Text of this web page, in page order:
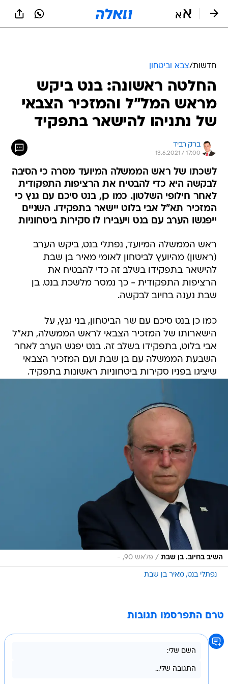
חדשות/צבא וביטחון
החלטה ראשונה: בנט ביקש
מראש המל"ל והמזכיר הצבאי
של נתניהו להישאר בתפקיד
ברק רביד
13.6.2021 / 17:00
לשכתו של ראש הממשלה המיועד מסרה כי הסיבה
לבקשה היא כדי להבטיח את הרציפות התפקודית
לאחר חילופי השלטון. כמו כן, בנט סיכם עם גנץ כי
המזכיר תא"ל אבי בלוט יישאר בתפקידו. השניים
ייפגשו הערב עם בנט ויעבירו לו סקירות ביטחוניות
ראש הממשלה המיועד, נפתלי בנט, ביקש הערב
(ראשון) מהיועץ לביטחון לאומי מאיר בן שבת
להישאר בתפקידו בשלב זה כדי להבטיח את
הרציפות התפקודית - כך נמסר מלשכת בנט. בן
שבת נענה בחיוב לבקשה.
כמו כן בנט סיכם עם שר הביטחון, בני גנץ, על
הישארותו של המזכיר הצבאי לראש הממשלה, תא"ל
אבי בלוט, בתפקידו בשלב זה. בנט יפגש הערב לאחר
השבעת הממשלה עם בן שבת ועם המזכיר הצבאי
שיציגו בפניו סקירות ביטחוניות ראשונות בתפקיד.
השיב בחיוב. בן שבת / פלאש 90, -
נפתלי בנט מאיר בן שבת
טרם התפרסמו תגובות